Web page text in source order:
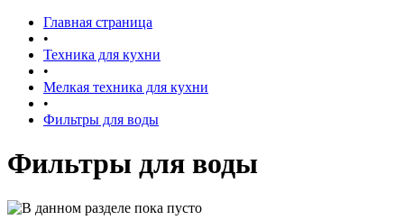
Главная страница
•
Техника для кухни
•
Мелкая техника для кухни
•
Фильтры для воды
Фильтры для воды